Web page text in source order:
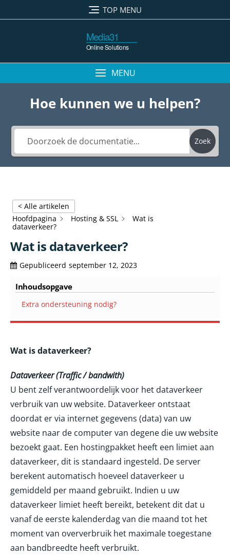
naar
TOP MENU
MENU
Hoe kunnen we u helpen?
Zoek
< Alle artikelen
Hoofdpagina
Hosting & SSL
Wat is
dataverkeer?
Wat is dataverkeer?
Gepubliceerd september 12, 2023
Inhoudsopgave
Extra ondersteuning nodig?
Wat is dataverkeer?
Dataverkeer (Traffic / bandwith)
U bent zelf verantwoordelijk voor het dataverkeer
verbruik van uw website. Dataverkeer ontstaat
doordat er via internet gegevens (data) van uw
website naar de computer van degene die uw website
bezoekt gaat. Een hostingpakket heeft een limiet aan
dataverkeer, dit is standaard ingesteld. De server
berekent automatisch hoeveel dataverkeer u
gemiddeld per maand gebruikt. Indien u uw
dataverkeer limiet heeft bereikt, betekent dit dat u
vanaf de eerste kalenderdag van die maand tot het
moment van oververbruik het maximale toegestane
aan bandbreedte heeft verbruikt.